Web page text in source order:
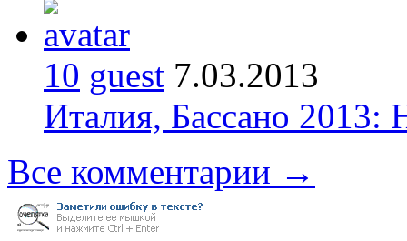
10 guest 7.03.2013
Италия, Бассано 2013:
Все комментарии →